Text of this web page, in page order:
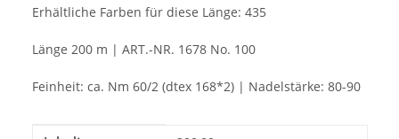
Erhältliche Farben für diese Länge: 435
Länge 200 m | ART.-NR. 1678 No. 100
Feinheit: ca. Nm 60/2 (dtex 168*2) | Nadelstärke: 80-90